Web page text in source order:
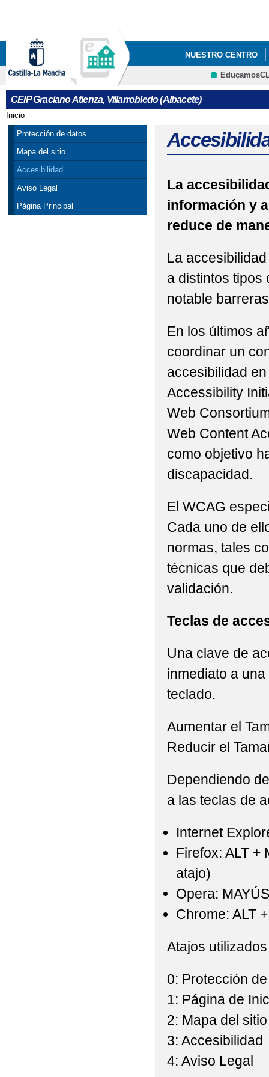
NUESTRO CENTRO
INFÓRMATE AMPA
CEIP Graciano Atienza, Villarrobledo (Albacete)
Se encuentra usted aquí
Inicio
Protección de datos
Mapa del sitio
Accesibilidad
Aviso Legal
Página Principal
La
información y
reduce de
La
a distintos tipos
notable
En los últimos
coordinar un
accesibilidad
Accessibility
Web
Web Content
como objetivo
discapacidad.
El WCAG
Cada uno de
normas, tales
técnicas que
validación.
Teclas de
Una clave de
inmediato a
teclado.
Aumentar el
Reducir el
Dependiendo
a las teclas de
Internet
Firefox: ALT +
atajo)
Opera:
Chrome: ALT
Atajos
0: Protección
1: Página de
2: Mapa del sitio
3: Accesibilidad
4: Aviso Legal